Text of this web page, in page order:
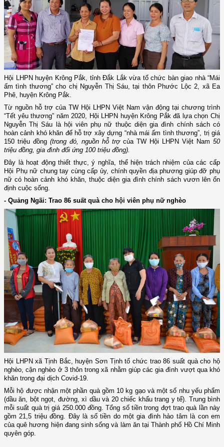
Hội LHPN huyện Krông Pắk, tỉnh Đắk Lắk vừa tổ chức bàn giao nhà “Mái
ấm tình thương” cho chị Nguyễn Thị Sáu, tại thôn Phước Lộc 2, xã Ea
Phê, huyện Krông Pắk.
Từ nguồn hỗ trợ của TW Hội LHPN Việt Nam vận động tại chương trình
“Tết yêu thương” năm 2020, Hội LHPN huyện Krông Pắk đã lựa chọn Chị
Nguyễn Thị Sáu là hội viên phụ nữ thuộc diện gia đình chính sách có
hoàn cảnh khó khăn để hỗ trợ xây dựng “nhà mái ấm tình thương”, trị giá
150 triệu đồng (trong đó, nguồn hỗ trợ của TW Hội LHPN Việt Nam 50
triệu đồng, gia đình đối ứng 100 triệu đồng).
Đây là hoạt động thiết thực, ý nghĩa, thể hiện trách nhiệm của các cấp
Hội Phụ nữ chung tay cùng cấp ủy, chính quyền địa phương giúp đỡ phụ
nữ có hoàn cảnh khó khăn, thuộc diện gia đình chính sách vươn lên ổn
định cuộc sống.
- Quảng Ngãi: Trao 86 suất quà cho hội viên phụ nữ nghèo
Hội LHPN xã Tịnh Bắc, huyện Sơn Tịnh tổ chức trao 86 suất quà cho hộ
nghèo, cận nghèo ở 3 thôn trong xã nhằm giúp các gia đình vượt qua khó
khăn trong đại dịch Covid-19.
Mỗi hộ được nhận một phần quà gồm 10 kg gạo và một số nhu yếu phẩm
(dầu ăn, bột ngọt, đường, xì dầu và 20 chiếc khẩu trang y tế). Trung bình
mỗi suất quà trị giá 250.000 đồng. Tổng số tiền trong đợt trao quà lần này
gồm 21,5 triệu đồng. Đây là số tiền do một gia đình hảo tâm là con em
của quê hương hiện đang sinh sống và làm ăn tại Thành phố Hồ Chí Minh
quyên góp.